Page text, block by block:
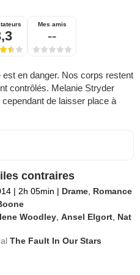
Mes amis
--
est en danger. Nos corps restent
contrôlés. Melanie Stryder
de laisser place à
contraires
| 2h 05min | Drame Romance
Woodley ,Ansel Elgort Nat
The Fault In Our Stars